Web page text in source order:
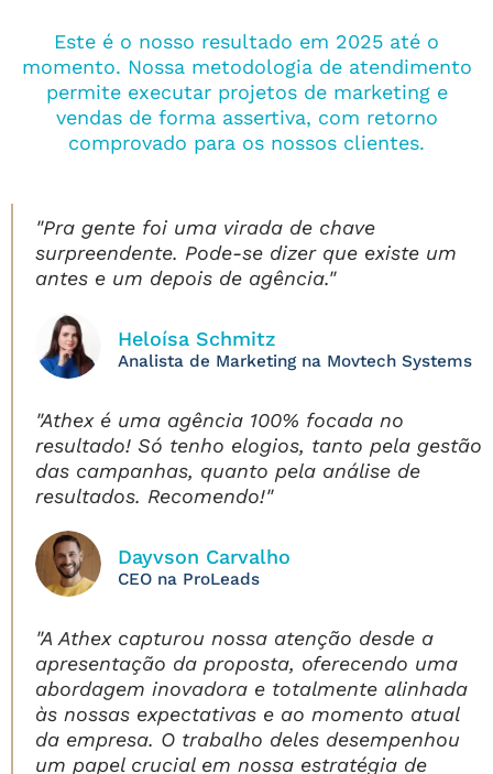
Este é o nosso resultado em 2025 até o
momento. Nossa metodologia de atendimento
permite executar projetos de marketing e
vendas de forma assertiva, com retorno
comprovado para os nossos clientes.
"Pra gente foi uma virada de chave
surpreendente. Pode-se dizer que existe um
antes e um depois de agência."
Heloísa Schmitz
Analista de Marketing na Movtech Systems
"Athex é uma agência 100% focada no
resultado! Só tenho elogios, tanto pela gestão
das campanhas, quanto pela análise de
resultados. Recomendo!"
Dayvson Carvalho
CEO na ProLeads
"A Athex capturou nossa atenção desde a
apresentação da proposta, oferecendo uma
abordagem inovadora e totalmente alinhada
às nossas expectativas e ao momento atual
da empresa. O trabalho deles desempenhou
um papel crucial em nossa estratégia de